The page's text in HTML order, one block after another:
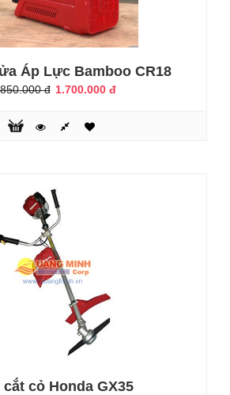
máy phục vụ trong việc làm đất, nói
thể không nhắc tới sự có mặt của máy
máy được hầu hết những người dân
đất Husqvarna TF230
13.376.000 đ
Áp Lực Bamboo CR18
đ 1.700.000 đ
cắt cỏ Honda GX35